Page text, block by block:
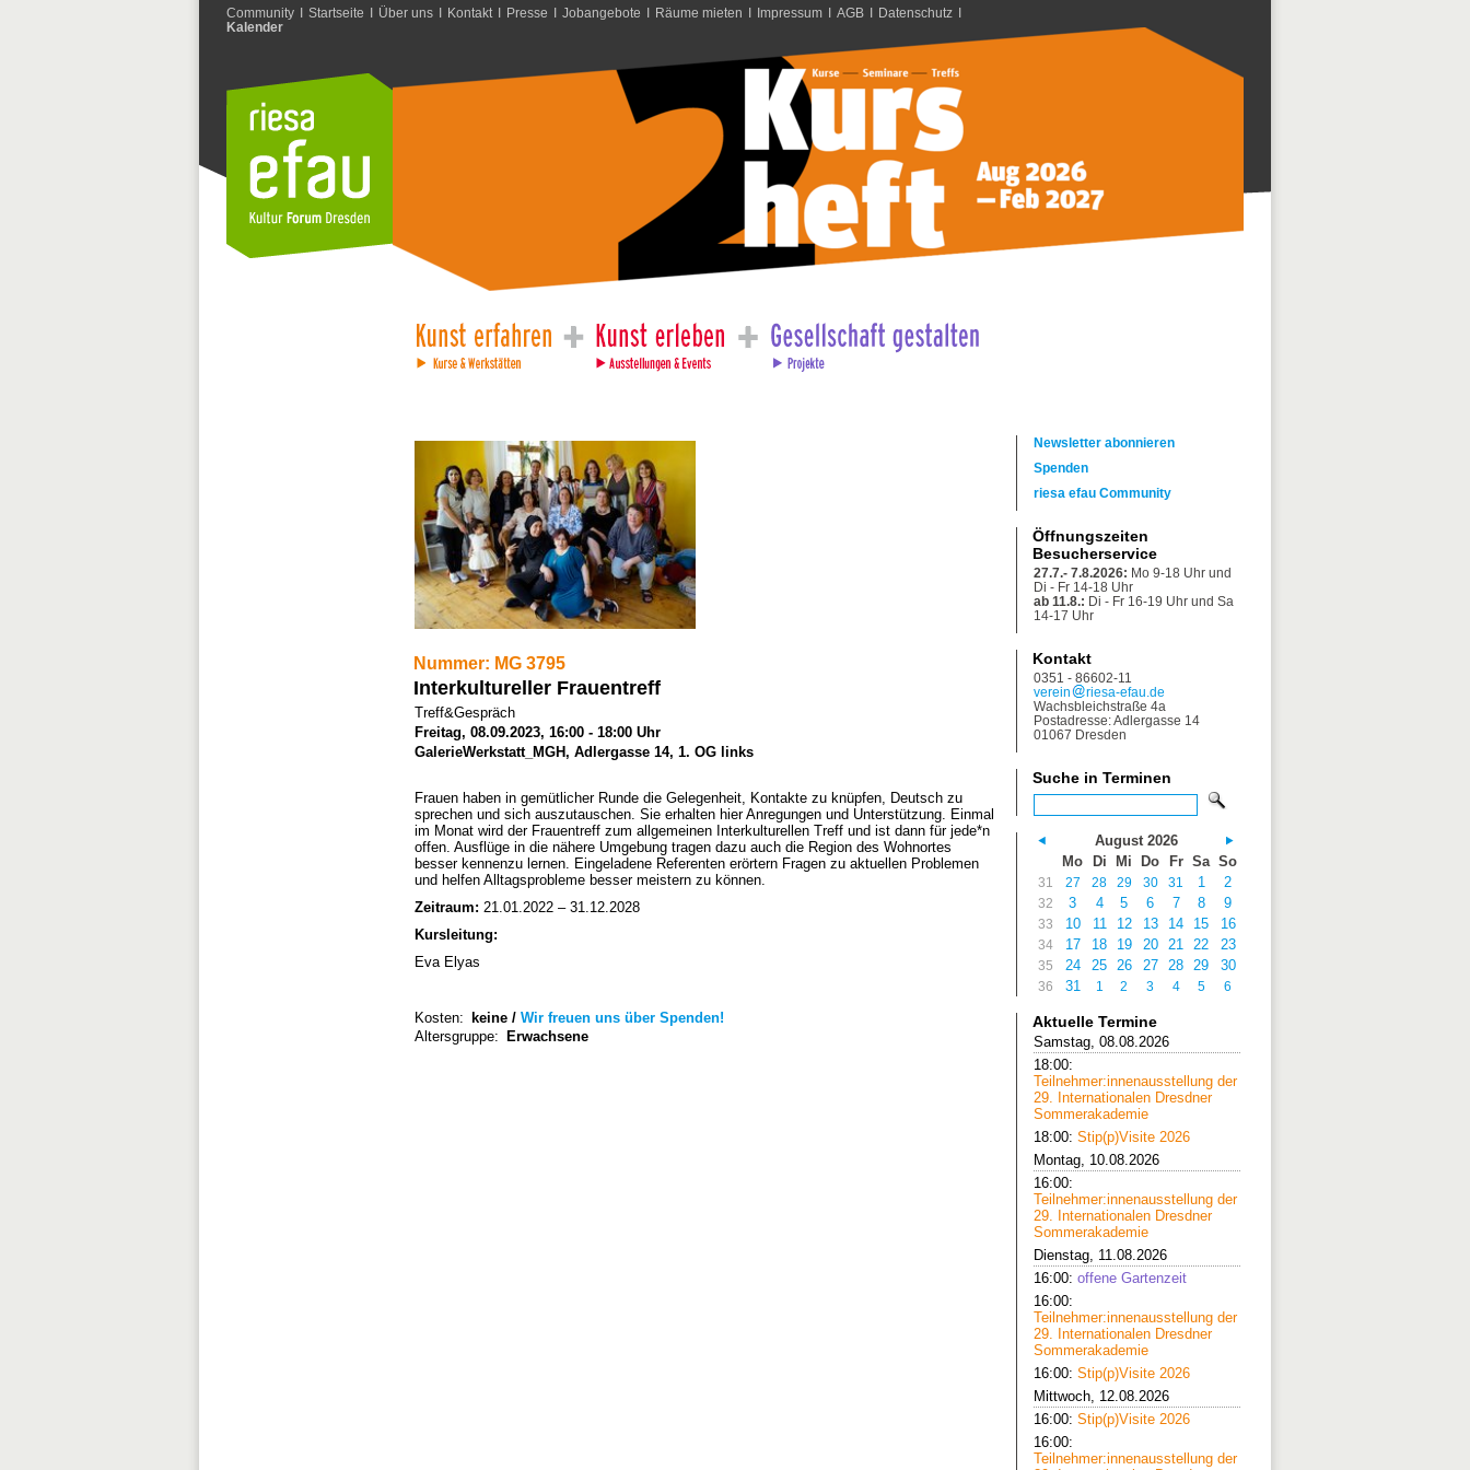
Community I Startseite I Über uns I Kontakt I Presse I Jobangebote I Räume mieten I Impressum I AGB I Datenschutz I
Kalender
Nummer: MG 3795
Interkultureller Frauentreff
Treff&Gespräch
Freitag, 08.09.2023, 16:00 - 18:00 Uhr
GalerieWerkstatt_MGH, Adlergasse 14, 1. OG links
Frauen haben in gemütlicher Runde die Gelegenheit, Kontakte zu knüpfen, Deutsch zu
sprechen und sich auszutauschen. Sie erhalten hier Anregungen und Unterstützung. Einmal
im Monat wird der Frauentreff zum allgemeinen Interkulturellen Treff und ist dann für jede*n
offen. Ausflüge in die nähere Umgebung tragen dazu auch die Region des Wohnortes
besser kennenzu lernen. Eingeladene Referenten erörtern Fragen zu aktuellen Problemen
und helfen Alltagsprobleme besser meistern zu können.
Zeitraum: 21.01.2022 – 31.12.2028
Kursleitung:
Eva Elyas
Kosten: keine / Wir freuen uns über Spenden!
Altersgruppe: Erwachsene
Newsletter abonnieren
Spenden
riesa efau Community
Öffnungszeiten
Besucherservice
27.7.- 7.8.2026: Mo 9-18 Uhr und
Di - Fr 14-18 Uhr
ab 11.8.: Di - Fr 16-19 Uhr und Sa
14-17 Uhr
Kontakt
0351 - 86602-11
verein
riesa-efau.de
Wachsbleichstraße 4a
Postadresse: Adlergasse 14
01067 Dresden
Suche in Terminen
August 2026
Mo
Di Mi Do Fr Sa So
31 27 28 29 30 31 1 2
32 3 4 5 6 7 8 9
33 10 11 12 13 14 15 16
34 17 18 19 20 21 22 23
35 24 25 26 27 28 29 30
36 31 1 2 3 4 5 6
Aktuelle Termine
Samstag, 08.08.2026
18:00:
Teilnehmer:innenausstellung der
29. Internationalen Dresdner
Sommerakademie
18:00: Stip(p)Visite 2026
Montag, 10.08.2026
16:00:
Teilnehmer:innenausstellung der
29. Internationalen Dresdner
Sommerakademie
Dienstag, 11.08.2026
16:00: offene Gartenzeit
16:00:
Teilnehmer:innenausstellung der
29. Internationalen Dresdner
Sommerakademie
16:00: Stip(p)Visite 2026
Mittwoch, 12.08.2026
16:00: Stip(p)Visite 2026
16:00:
Teilnehmer:innenausstellung der